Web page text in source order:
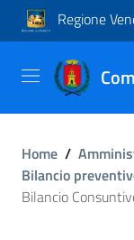
Regione
Home /
Bilancio
Bilancio